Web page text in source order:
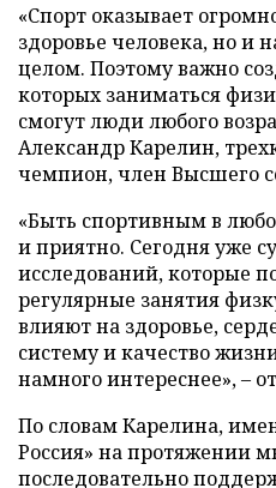
«Спорт оказывает
здоровье человека, но и
целом. Поэтому важно
которых заниматься
смогут люди любого
Александр Карелин,
чемпион, член Высшего
«Быть спортивным в
и приятно. Сегодня уже
исследований, которые
регулярные занятия
влияют на здоровье,
систему и качество
намного интереснее», –
По словам Карелина,
Россия» на протяжении
последовательно